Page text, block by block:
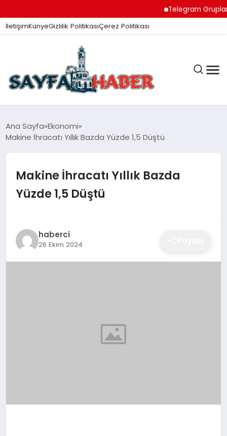
Telegram Grupları ile
İletişimKünyeGizlilik PolitikasıÇerez Politikası
ANA SAYFA
İZMIR HABERLERI
EĞITIM
Ana Sayfa Ekonomi
Makine İhracatı Yıllık Bazda Yüzde 1,5 Düştü
Makine İhracatı Yıllık Bazda
Yüzde 1,5 Düştü
haberci
26 Ekim 2024